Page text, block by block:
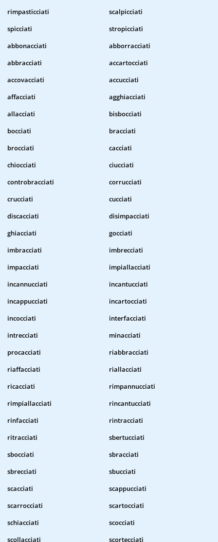
rimpasticciati
scalpicciati
spicciati
stropicciati
abbonacciati
abborracciati
abbracciati
accartocciati
accovacciati
accucciati
affacciati
agghiacciati
allacciati
bisbocciati
bocciati
bracciati
brocciati
cacciati
chiocciati
ciucciati
controbracciati
corrucciati
crucciati
cucciati
discacciati
disimpacciati
ghiacciati
gocciati
imbracciati
imbrecciati
impacciati
impiallacciati
incannucciati
incantucciati
incappucciati
incartocciati
incocciati
interfacciati
intrecciati
minacciati
procacciati
riabbracciati
riaffacciati
riallacciati
ricacciati
rimpannucciati
rimpiallacciati
rincantucciati
rinfacciati
rintracciati
ritracciati
sbertucciati
sbocciati
sbracciati
sbrecciati
sbucciati
scacciati
scappucciati
scarrocciati
scartocciati
schiacciati
scocciati
scollacciati
scortecciati